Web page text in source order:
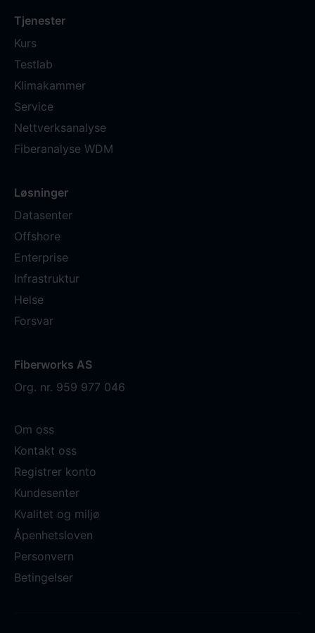
Tjenester
Kurs
Testlab
Klimakammer
Service
Nettverksanalyse
Fiberanalyse WDM
Løsninger
Datasenter
Offshore
Enterprise
Infrastruktur
Helse
Forsvar
Fiberworks AS
Org. nr. 959 977 046
Om oss
Kontakt oss
Registrer konto
Kundesenter
Kvalitet og miljø
Åpenhetsloven
Personvern
Betingelser